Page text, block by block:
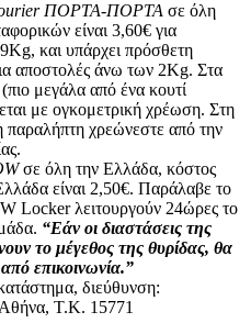
ΠΟΡΤΑ-ΠΟΡΤΑ σε όλη
είναι 3,60€ για
και υπάρχει πρόσθετη
αποστολές άνω των 2Κg. Στα
μεγάλα από ένα κουτί
με ογκομετρική χρέωση. Στη
χρεώνεστε από την
σε όλη την Ελλάδα, κόστος
είναι 2,50€. Παράλαβε το
λειτουργούν 24ώρες το
“Εάν οι διαστάσεις της
το μέγεθος της θυρίδας, θα
επικοινωνία.”
διεύθυνση:
Τ.Κ. 15771